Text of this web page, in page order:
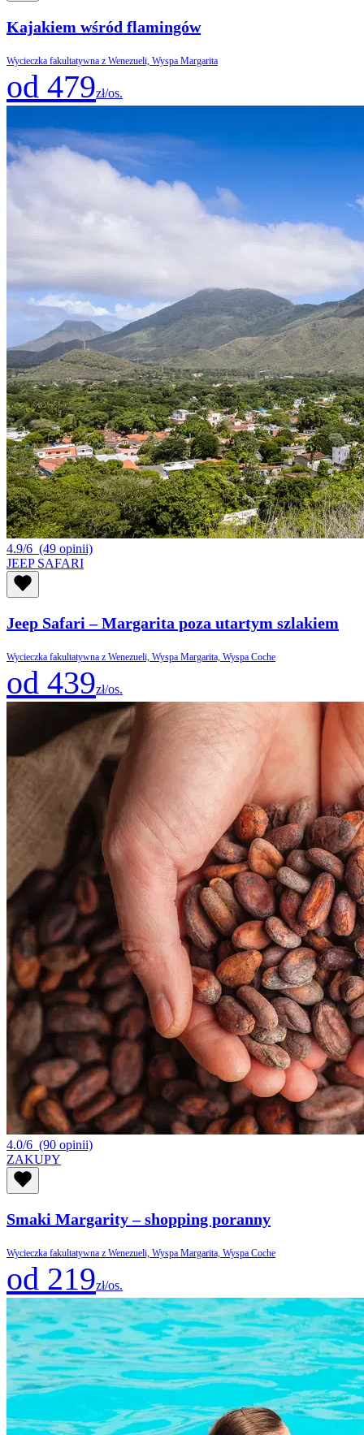
Kajakiem wśród flamingów
Wycieczka fakultatywna z Wenezueli, Wyspa Margarita
od 479zł/os.
4.9/6 (49 opinii)
JEEP SAFARI
Jeep Safari – Margarita poza utartym szlakiem
Wycieczka fakultatywna z Wenezueli, Wyspa Margarita, Wyspa Coche
od 439zł/os.
4.0/6 (90 opinii)
ZAKUPY
Smaki Margarity – shopping poranny
Wycieczka fakultatywna z Wenezueli, Wyspa Margarita, Wyspa Coche
od 219zł/os.